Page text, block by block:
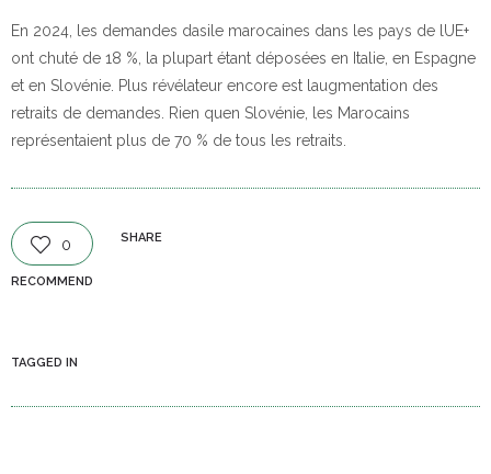
En 2024, les demandes dasile marocaines dans les pays de lUE+
ont chuté de 18 %, la plupart étant déposées en Italie, en Espagne
et en Slovénie. Plus révélateur encore est laugmentation des
retraits de demandes. Rien quen Slovénie, les Marocains
représentaient plus de 70 % de tous les retraits.
0
RECOMMEND
SHARE
TAGGED IN